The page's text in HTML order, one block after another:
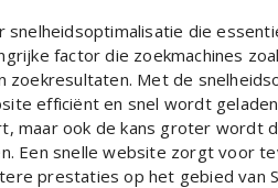
die
factor die zoekmachines
zoekresultaten. Met de
efficiënt en snel wordt
maar ook de kans groter wordt
Een snelle website zorgt voor
prestaties op het gebied van